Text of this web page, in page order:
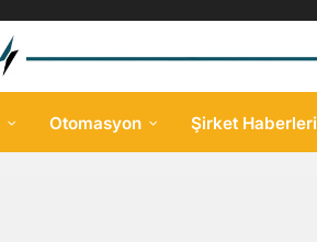
Otomasyon Şirket Haberleri